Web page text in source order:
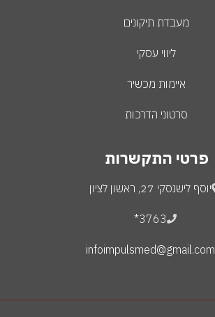
מעבדת תיקונים
ליווי עסקי
איימות מכשיר
סרטוני הדרכות
פרטי התקשרות
יוסף לישנסקי 27, ראשון לציון
3763*
infoimpulsmed@gmail.com